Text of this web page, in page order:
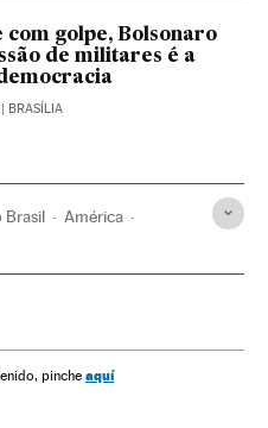
com golpe, Bolsonaro
de militares é a
| BRASÍLIA
Brasil América
pinche aquí